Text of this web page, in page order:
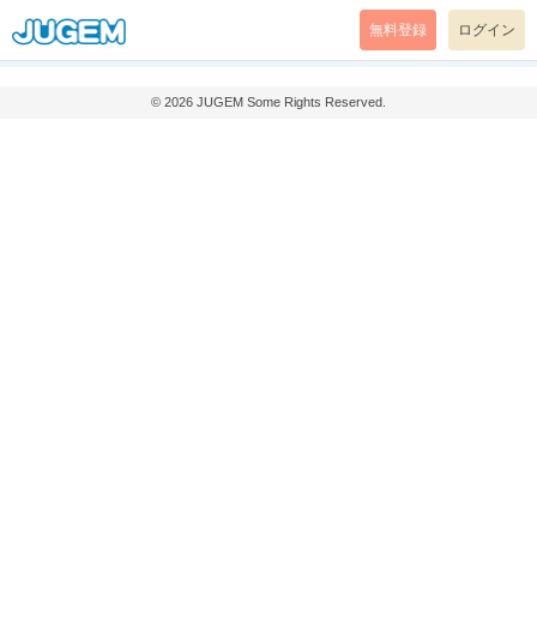
無料登録 ログイン
© 2026 JUGEM Some Rights Reserved.